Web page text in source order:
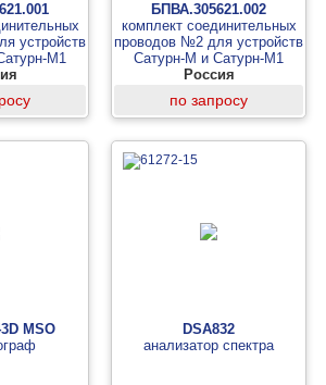
устройств
М1
БПВА.305621.002
комплект соединительных
проводов №2 для устройств
Сатурн-М и Сатурн-М1
Россия
по запросу
MSO
DSA832
анализатор спектра